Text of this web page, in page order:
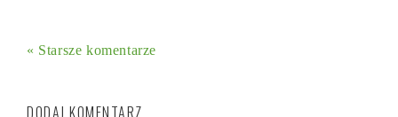
« Starsze komentarze